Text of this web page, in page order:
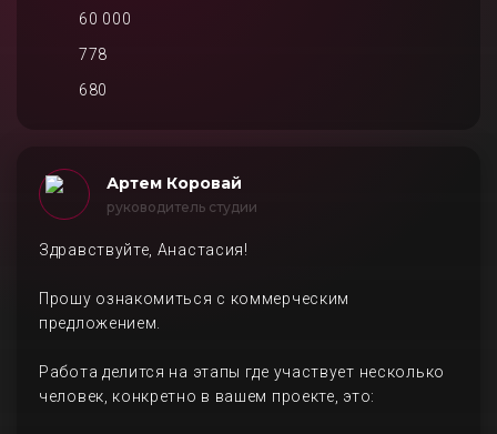
60 000
778
680
Артем Коровай
руководитель студии
Здравствуйте, Анастасия!
Прошу ознакомиться с коммерческим
предложением.
Работа делится на этапы где участвует несколько
человек, конкретно в вашем проекте, это: